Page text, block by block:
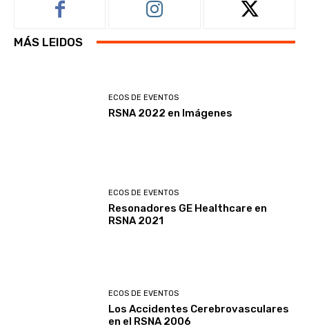
MÁS LEIDOS
ECOS DE EVENTOS
RSNA 2022 en Imágenes
ECOS DE EVENTOS
Resonadores GE Healthcare en
RSNA 2021
ECOS DE EVENTOS
Los Accidentes Cerebrovasculares
en el RSNA 2006